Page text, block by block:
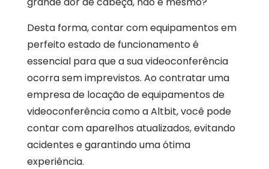
Desta forma, contar com equipamentos em
perfeito estado de funcionamento é
essencial para que a sua videoconferência
ocorra sem imprevistos. Ao contratar uma
empresa de locação de equipamentos de
videoconferência como a Altbit, você pode
contar com aparelhos atualizados, evitando
acidentes e garantindo uma ótima
experiência.